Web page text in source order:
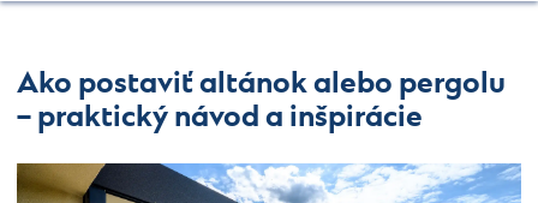
Ako postaviť altánok alebo pergolu
– praktický návod a inšpirácie